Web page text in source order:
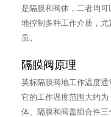
是隔膜和阀体，二者均
地控制多种工作介质，
质。
隔膜阀原理
英标隔膜阀地工作温度通
它的工作温度范围大约
体、隔膜和阀盖组合件